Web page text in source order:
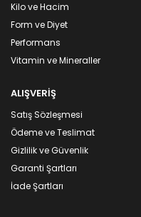
Kilo ve Hacim
Form ve Diyet
Performans
Vitamin ve Mineraller
ALIŞVERİŞ
Satış Sözleşmesi
Ödeme ve Teslimat
Gizlilik ve Güvenlik
Garanti Şartları
İade Şartları